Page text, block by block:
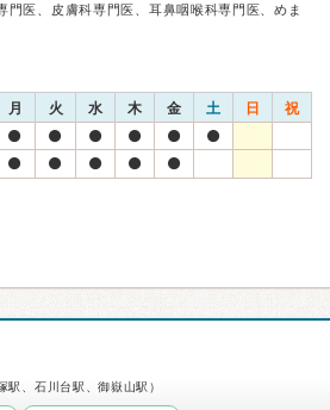
門医、皮膚科専門医、耳鼻咽喉科専門医、めま
月 火 水 木 金 土 日 祝
駅、石川台駅、御嶽山駅）